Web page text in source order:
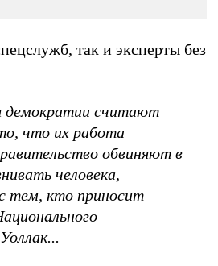
так и эксперты без
демократии считают
что их работа
обвиняют в
человека,
тем, кто приносит